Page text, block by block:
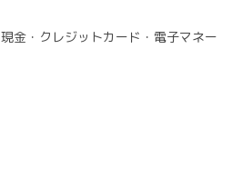
現金・クレジットカード・電子マネー